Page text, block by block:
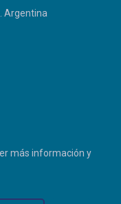
Argentina
más información y